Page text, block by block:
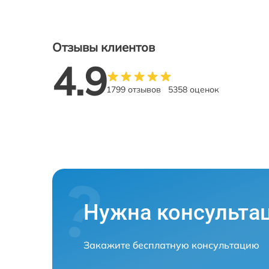
Отзывы клиентов
4.91799 отзывов 5358 оценок
Нужна
Закажите бесплатную консультацию